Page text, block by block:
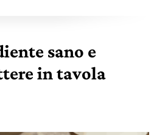
sano e
in tavola